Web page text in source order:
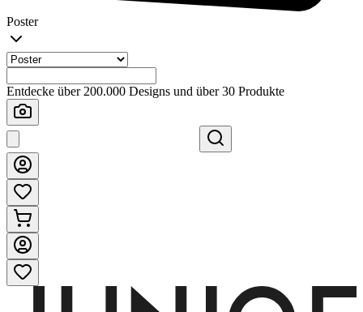
Poster
Entdecke über 200.000 Designs und über 30 Produkte